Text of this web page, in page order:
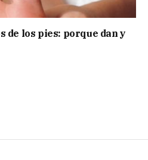
de los pies: porque dan y